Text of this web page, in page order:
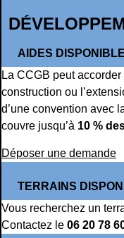
AIDES
La CCGB peut
construction ou
d’une convention avec
couvre jusqu’à 10 %
Déposer une demande
TERRAINS
Vous recherchez un
Contactez le 06 20 78